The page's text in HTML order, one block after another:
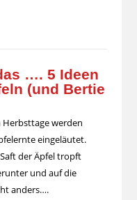
…. 5 Ideen
(und Bertie
werden
eingeläutet.
der Äpfel tropft
und auf die
anders….